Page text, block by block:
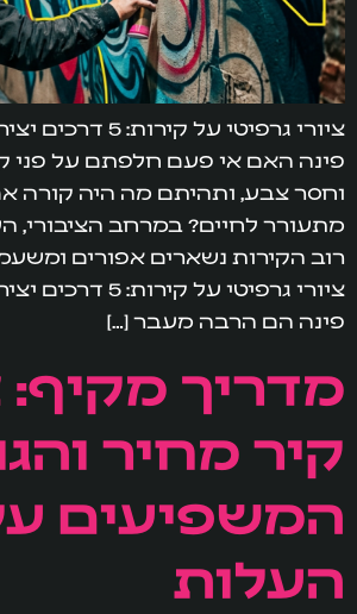
ציורי גרפיטי על
פינה האם אי פעם חלפתם על פני
וחסר צבע, ותהיתם מה היה קורה
מתעורר לחיים? במרחב הציבורי,
רוב הקירות נשארים אפורים
ציורי גרפיטי על
פינה הם הרבה מעבר […]
מדריך מקיף:
קיר מחיר
המשפיעים
העלות